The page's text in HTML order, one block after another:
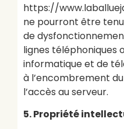
https://
ne pourront être
de
lignes téléphoniques
informatique et de
à l’encombrement
l’accès au serveur.
5. Propriété